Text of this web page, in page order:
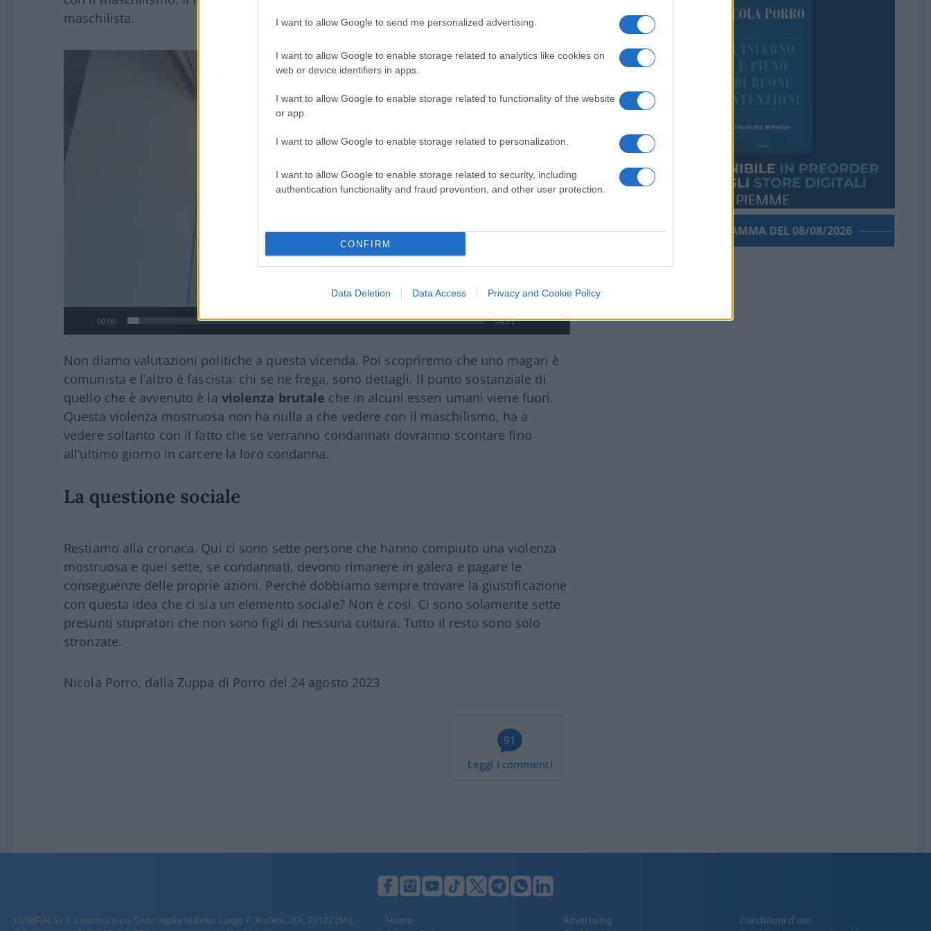
I want to allow Google to send me personalized advertising.
I want to allow Google to enable storage related to analytics like cookies on
web or device identifiers in apps.
I want to allow Google to enable storage related to functionality of the website
or app.
I want to allow Google to enable storage related to personalization.
I want to allow Google to enable storage related to security, including
authentication functionality and fraud prevention, and other user protection.
CONFIRM
Data Deletion Data Access Privacy and Cookie Policy
maschilista.
00:00 04:21
Non diamo valutazioni politiche a questa vicenda. Poi scopriremo che uno magari è
comunista e l’altro è fascista: chi se ne frega, sono dettagli. Il punto sostanziale di
quello che è avvenuto è la violenza brutale che in alcuni esseri umani viene fuori.
Questa violenza mostruosa non ha nulla a che vedere con il maschilismo, ha a
vedere soltanto con il fatto che se verranno condannati dovranno scontare fino
all’ultimo giorno in carcere la loro condanna.
La questione sociale
Restiamo alla cronaca. Qui ci sono sette persone che hanno compiuto una violenza
mostruosa e quei sette, se condannati, devono rimanere in galera e pagare le
conseguenze delle proprie azioni. Perché dobbiamo sempre trovare la giustificazione
con questa idea che ci sia un elemento sociale? Non è così. Ci sono solamente sette
presunti stupratori che non sono figli di nessuna cultura. Tutto il resto sono solo
stronzate.
Nicola Porro, dalla Zuppa di Porro del 24 agosto 2023
91
Leggi i commenti
PORROGRAMMA DEL 08/08/2026
LUNIFIN S.r.l. a socio unico. Sede legale Milano, Largo F. Richini, 2/A, 20122 (MI),
Home Advertising
Condizioni d’uso